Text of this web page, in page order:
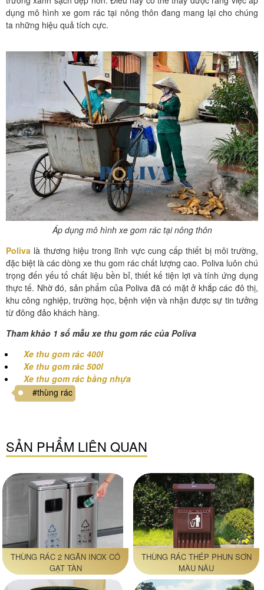
dụng mô hình xe gom rác tại nông thôn đang mang lại cho chúng
ta những hiệu quả tích cực.
Áp dụng mô hình xe gom rác tại nông thôn
Poliva là thương hiệu trong lĩnh vực cung cấp thiết bị môi trường,
đặc biệt là các dòng xe thu gom rác chất lượng cao. Poliva luôn chú
trọng đến yếu tố chất liệu bền bỉ, thiết kế tiện lợi và tính ứng dụng
thực tế. Nhờ đó, sản phẩm của Poliva đã có mặt ở khắp các đô thị,
khu công nghiệp, trường học, bệnh viện và nhận được sự tin tưởng
từ đông đảo khách hàng.
Tham khảo 1 số mẫu xe thu gom rác của Poliva
Xe thu gom rác 400l
Xe thu gom rác 500l
Xe thu gom rác bằng nhựa
#thùng rác
SẢN PHẨM LIÊN QUAN
THÙNG RÁC 2 NGĂN INOX CÓ
GẠT TÀN
THÙNG RÁC THÉP PHUN SƠN
MÀU NÂU